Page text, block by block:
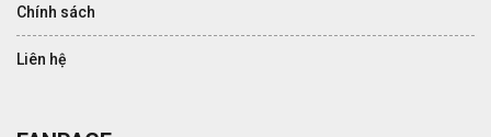
Chính sách
Liên hệ